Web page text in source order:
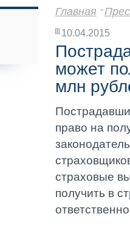
Главная
10.04.2015
может
млн
право на
страховые
получить в